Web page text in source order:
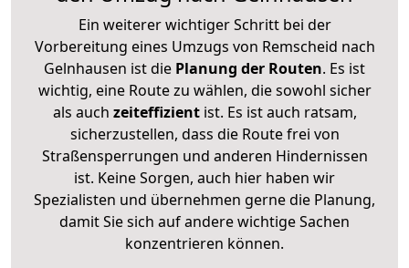
Ein weiterer wichtiger Schritt bei der
Vorbereitung eines Umzugs von Remscheid nach
Gelnhausen ist die Planung der Routen. Es ist
wichtig, eine Route zu wählen, die sowohl sicher
als auch zeiteffizientist. Es ist auch ratsam,
sicherzustellen, dass die Route frei von
Straßensperrungen und anderen Hindernissen
ist. Keine Sorgen, auch hier haben wir
Spezialisten und übernehmen gerne die Planung,
damit Sie sich auf andere wichtige Sachen
konzentrieren können.